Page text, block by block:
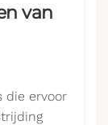
van
die ervoor